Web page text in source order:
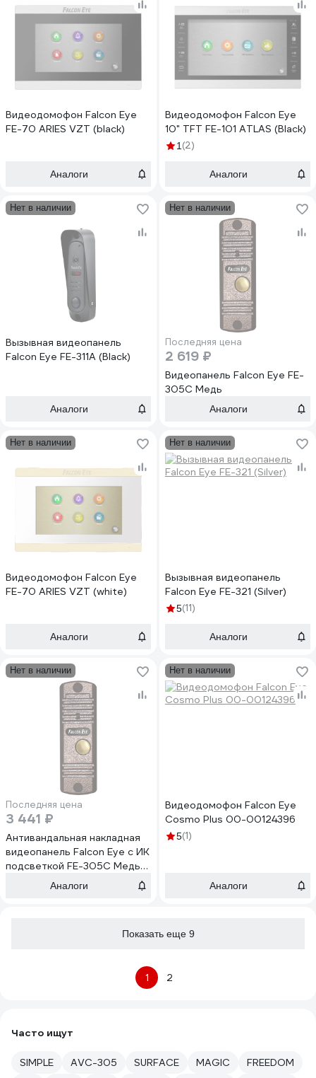
Видеодомофон Falcon Eye
FE-70 ARIES VZT (black)
Аналоги
Видеодомофон Falcon Eye
10" TFT FE-101 ATLAS (Black)
1 (2)
Аналоги
Нет в наличии
Вызывная видеопанель
Falcon Eye FE-311A (Black)
Аналоги
Нет в наличии
Последняя цена
2 619 ₽
Видеопанель Falcon Eye FE-
305C Mедь
Аналоги
Нет в наличии
Видеодомофон Falcon Eye
FE-70 ARIES VZT (white)
Аналоги
Нет в наличии
Вызывная видеопанель
Falcon Eye FE-321 (Silver)
5(11)
Аналоги
Нет в наличии
Последняя цена
3 441 ₽
Антивандальная накладная
видеопанель Falcon Eye с ИК
подсветкой FE-305C Медь
00-00105832
Аналоги
Нет в наличии
Видеодомофон Falcon Eye
Cosmo Plus 00-00124396
5(1)
Аналоги
Показать еще 9
1 2
Часто ищут
SIMPLE AVC-305 SURFACE MAGIC
FREEDOM